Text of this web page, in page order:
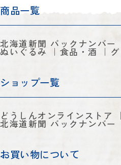
商品一覧
北海道新聞 バックナンバー
ぬいぐるみ 食品・酒
ショップ一覧
どうしんオンラインストア
北海道新聞 バックナンバー
お買い物について